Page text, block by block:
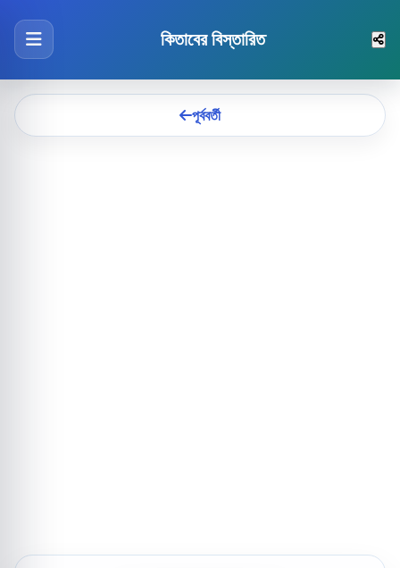
কিতাবের বিস্তারিত
পূর্ববর্তী